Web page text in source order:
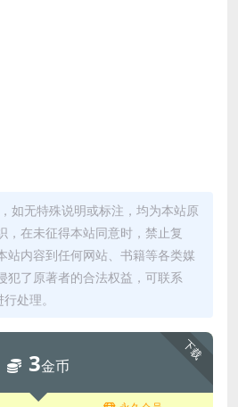
如无特殊说明或标注，均为本站原
，在未征得本站同意时，禁止复
站内容到任何网站、书籍等各类媒
犯了原著者的合法权益，可联系
处理。
下载
3金币